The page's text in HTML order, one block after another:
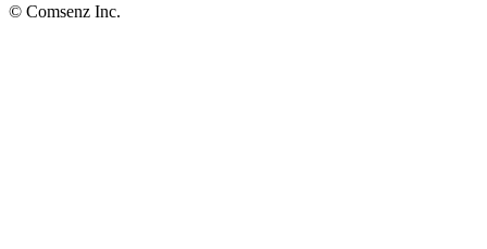
© Comsenz Inc.